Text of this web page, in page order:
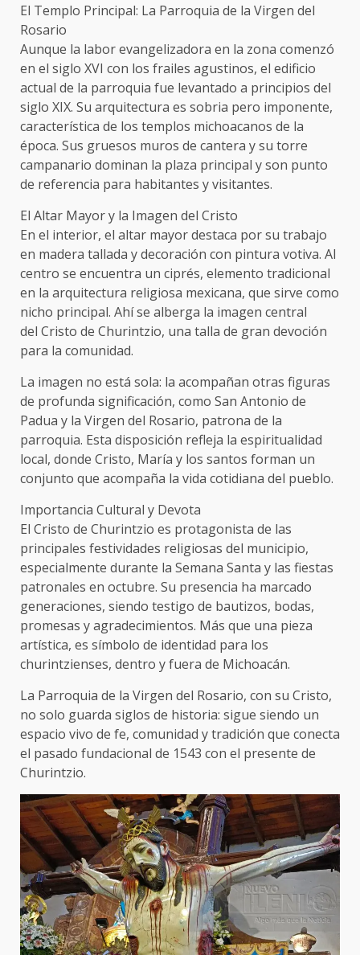
El Templo Principal: La Parroquia de la Virgen del
Rosario
Aunque la labor evangelizadora en la zona comenzó
en el siglo XVI con los frailes agustinos, el edificio
actual de la parroquia fue levantado a principios del
siglo XIX. Su arquitectura es sobria pero imponente,
característica de los templos michoacanos de la
época. Sus gruesos muros de cantera y su torre
campanario dominan la plaza principal y son punto
de referencia para habitantes y visitantes.
El Altar Mayor y la Imagen del Cristo
En el interior, el altar mayor destaca por su trabajo
en madera tallada y decoración con pintura votiva. Al
centro se encuentra un ciprés, elemento tradicional
en la arquitectura religiosa mexicana, que sirve como
nicho principal. Ahí se alberga la imagen central
del Cristo de Churintzio, una talla de gran devoción
para la comunidad.
La imagen no está sola: la acompañan otras figuras
de profunda significación, como San Antonio de
Padua y la Virgen del Rosario, patrona de la
parroquia. Esta disposición refleja la espiritualidad
local, donde Cristo, María y los santos forman un
conjunto que acompaña la vida cotidiana del pueblo.
Importancia Cultural y Devota
El Cristo de Churintzio es protagonista de las
principales festividades religiosas del municipio,
especialmente durante la Semana Santa y las fiestas
patronales en octubre. Su presencia ha marcado
generaciones, siendo testigo de bautizos, bodas,
promesas y agradecimientos. Más que una pieza
artística, es símbolo de identidad para los
churintzienses, dentro y fuera de Michoacán.
La Parroquia de la Virgen del Rosario, con su Cristo,
no solo guarda siglos de historia: sigue siendo un
espacio vivo de fe, comunidad y tradición que conecta
el pasado fundacional de 1543 con el presente de
Churintzio.